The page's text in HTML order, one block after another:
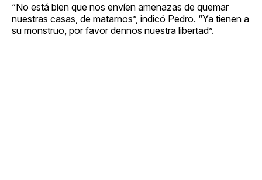
“No está bien que nos envíen amenazas de quemar
nuestras casas, de matarnos”, indicó Pedro. “Ya tienen a
su monstruo, por favor dennos nuestra libertad”.